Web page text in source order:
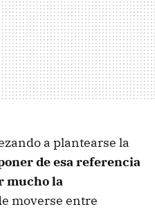
a plantearse la
de esa referencia
mucho la
moverse entre